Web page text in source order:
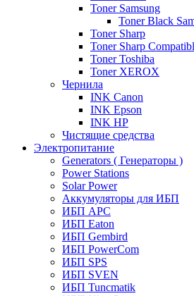
Toner Samsung
Toner Black
Toner Sharp
Toner Sharp
Toner Toshiba
Toner XEROX
Чернила
INK Canon
INK Epson
INK HP
Чистящие средства
Электропитание
Generators ( Генераторы )
Power Stations
Solar Power
Аккумуляторы для ИБП
ИБП APC
ИБП Eaton
ИБП Gembird
ИБП PowerCom
ИБП SPS
ИБП SVEN
ИБП Tuncmatik